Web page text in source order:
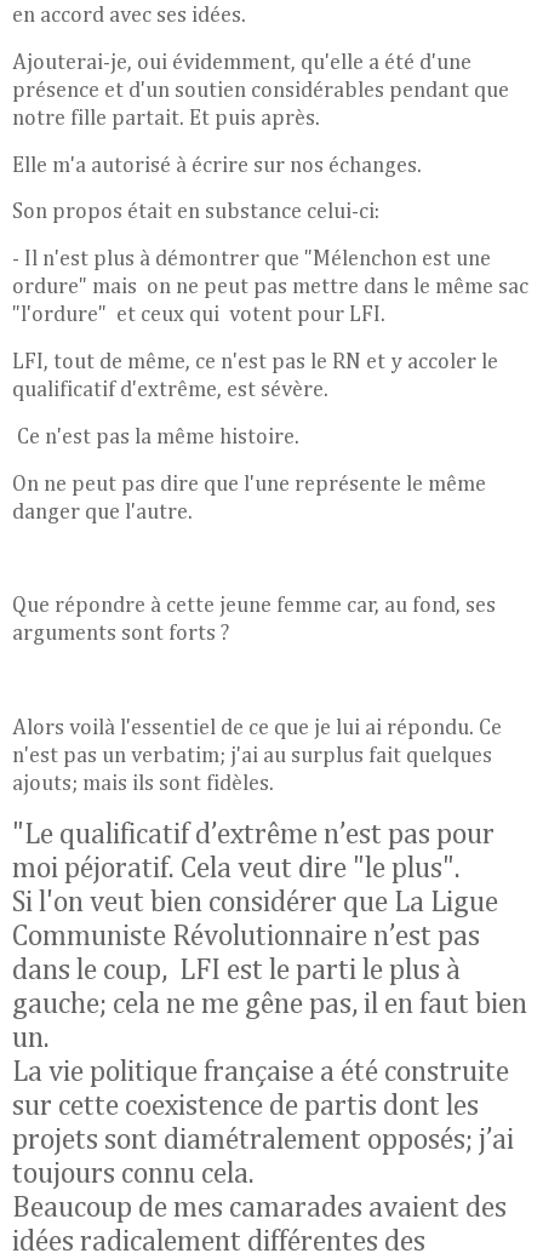
en accord avec ses idées.
Ajouterai-je, oui évidemment, qu'elle a été d'une
présence et d'un soutien considérables pendant que
notre fille partait. Et puis après.
Elle m'a autorisé à écrire sur nos échanges.
Son propos était en substance celui-ci:
- Il n'est plus à démontrer que "Mélenchon est une
ordure" mais on ne peut pas mettre dans le même sac
"l'ordure" et ceux qui votent pour LFI.
LFI, tout de même, ce n'est pas le RN et y accoler le
qualificatif d'extrême, est sévère.
Ce n'est pas la même histoire.
On ne peut pas dire que l'une représente le même
danger que l'autre.
Que répondre à cette jeune femme car, au fond, ses
arguments sont forts ?
Alors voilà l'essentiel de ce que je lui ai répondu. Ce
n'est pas un verbatim; j'ai au surplus fait quelques
ajouts; mais ils sont fidèles.
"Le qualificatif d’extrême n’est pas pour
moi péjoratif. Cela veut dire "le plus".
Si l'on veut bien considérer que La Ligue
Communiste Révolutionnaire n’est pas
dans le coup, LFI est le parti le plus à
gauche; cela ne me gêne pas, il en faut bien
un.
La vie politique française a été construite
sur cette coexistence de partis dont les
projets sont diamétralement opposés; j’ai
toujours connu cela.
Beaucoup de mes camarades avaient des
idées radicalement différentes des